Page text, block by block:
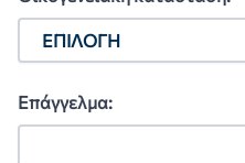
Επάγγελμα: